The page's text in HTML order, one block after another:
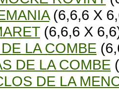
(6,6,6 X
(6,6,6 X
LA COMBE
DE LA COMBE
DE LA